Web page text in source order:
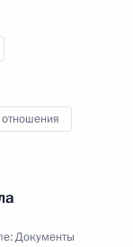
Документы